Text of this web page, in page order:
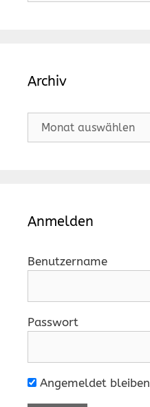
Archiv
Archiv
Anmelden
Benutzername
Passwort
Angemeldet bleiben